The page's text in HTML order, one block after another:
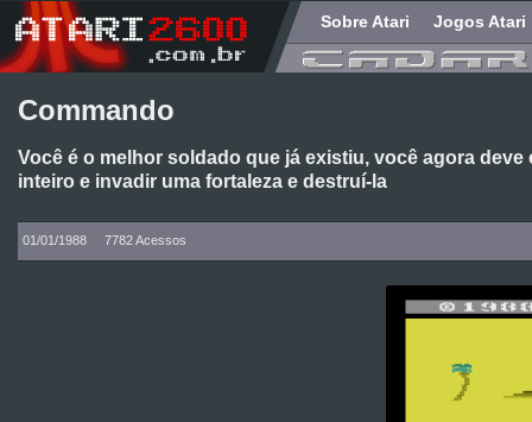
Sobre Atari Jogos Atari
Commando
Você é o melhor soldado que já existiu, você agora
inteiro e invadir uma fortaleza e destruí-la
01/01/1988 7782 Acessos